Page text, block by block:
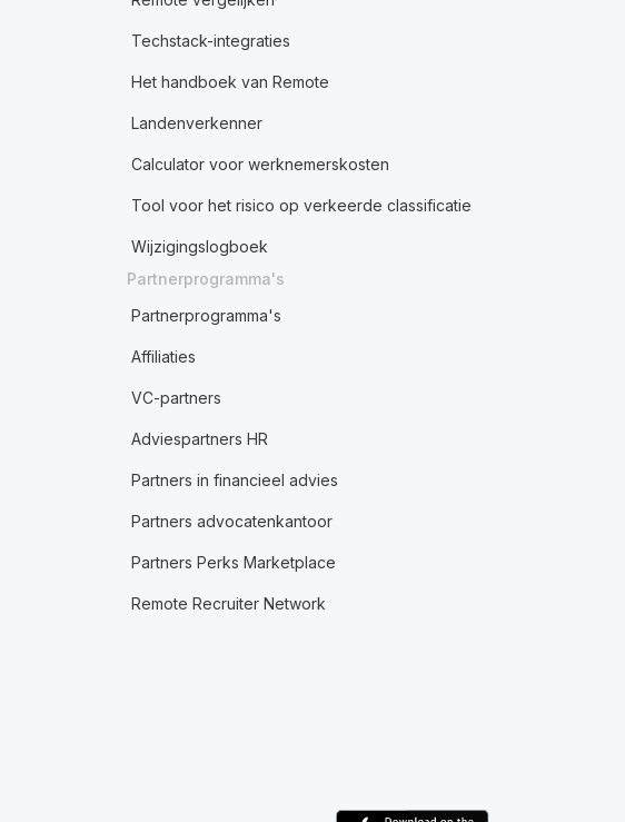
Techstack-integraties
Het handboek van Remote
Landenverkenner
Calculator voor werknemerskosten
Tool voor het risico op verkeerde classificatie
Wijzigingslogboek
Partnerprogramma's
Partnerprogramma's
Affiliaties
VC-partners
Adviespartners HR
Partners in financieel advies
Partners advocatenkantoor
Partners Perks Marketplace
Remote Recruiter Network